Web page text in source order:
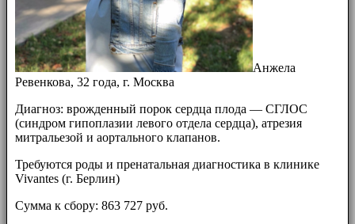
Анжела
Ревенкова, 32 года, г. Москва
Диагноз: врожденный порок сердца плода — СГЛОС
(синдром гипоплазии левого отдела сердца), атрезия
митральезой и аортального клапанов.
Требуются роды и пренатальная диагностика в клинике
Vivantes (г. Берлин)
Сумма к сбору: 863 727 руб.